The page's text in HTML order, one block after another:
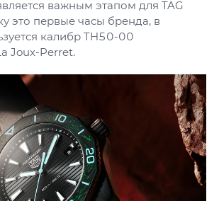
важным этапом для TAG
это первые часы бренда, в
калибр TH50-00
Joux-Perret.